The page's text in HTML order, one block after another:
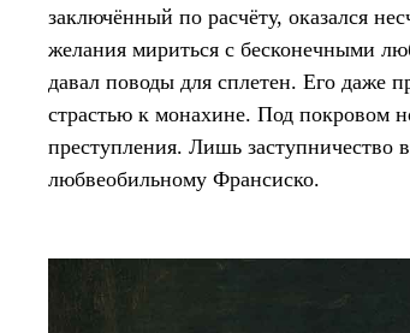
заключённый по расчёту, оказался
желания мириться с бесконечными
давал поводы для сплетен. Его даже
страстью к монахине. Под покровом
преступления. Лишь заступничество
любвеобильному Франсиско.